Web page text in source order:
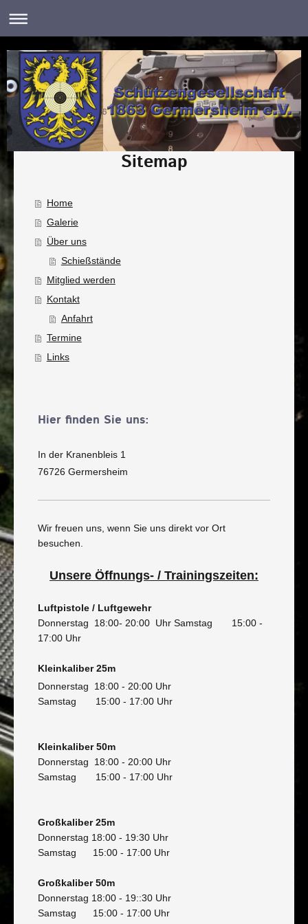
Sitemap
Home
Galerie
Über uns
Schießstände
Mitglied werden
Kontakt
Anfahrt
Termine
Links
Hier finden Sie uns:
In der Kranenbleis 1
76726 Germersheim
Wir freuen uns, wenn Sie uns direkt vor Ort
besuchen.
Unsere Öffnungs- / Trainingszeiten:
Luftpistole / Luftgewehr
Donnerstag 18:00- 20:00 Uhr Samstag 15:00 -
17:00 Uhr
Kleinkaliber 25m
Donnerstag 18:00 - 20:00 Uhr
Samstag 15:00 - 17:00 Uhr
Kleinkaliber 50m
Donnerstag 18:00 - 20:00 Uhr
Samstag 15:00 - 17:00 Uhr
Großkaliber 25m
Donnerstag 18:00 - 19:30 Uhr
Samstag 15:00 - 17:00 Uhr
Großkaliber 50m
Donnerstag 18:00 - 19::30 Uhr
Samstag 15:00 - 17:00 Uhr